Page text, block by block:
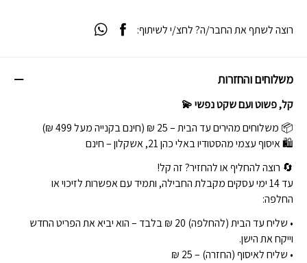
משלוחים והחזרות
קל, פשוט ועם שקט נפשי 💫
📦 משלוחים מהירים עד הבית – 25 ₪ (חינם בקנייה מעל 499 ₪)
🛍 איסוף עצמי מהסטודיו באלי כהן 21, אשקלון – חינם
🔄 רוצה להחליף או להחזיר? זה קל!
עד 14 ימי עסקים מקבלת החבילה, ותמיד עם אפשרות לזיכוי או
החלפה:
• שליח עד הבית (להחלפה) 20 ₪ בלבד – הוא יביא את הפריט החדש
וייקח את הישן.
• שליח לאיסוף (החזרה) – 25 ₪
רוצה לשתף את החבר/ה? לחצ/י לשיתוף: